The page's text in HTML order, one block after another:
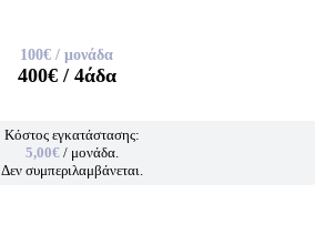
100€ / μονάδα
400€/ 4άδα
Κόστος εγκατάστασης:
5,00€ / μονάδα.
Δεν συμπεριλαμβάνεται.